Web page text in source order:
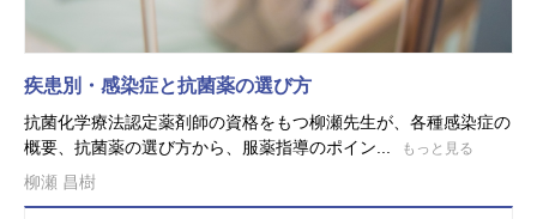
疾患別・感染症と抗菌薬の選び方
抗菌化学療法認定薬剤師の資格をもつ柳瀬先生が、各種感染症の
概要、抗菌薬の選び方から、服薬指導のポイン...
もっと見る
柳瀬 昌樹